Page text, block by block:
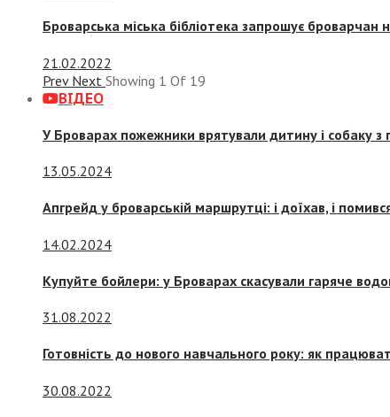
Броварська міська бібліотека запрошує
21.02.2022
Prev Next Showing 1 Of 19
ВІДЕО
У Броварах пожежники врятували дитину і собаку
13.05.2024
Апгрейд у броварській маршрутці: і доїхав, і
14.02.2024
Купуйте бойлери: у Броварах скасували гаряче
31.08.2022
Готовність до нового навчального року: як
30.08.2022